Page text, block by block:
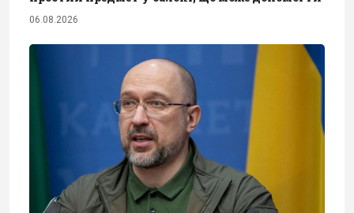
06.08.2026